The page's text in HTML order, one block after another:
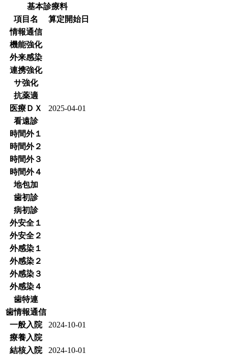
基本診療料
項目名
算定開始日
情報通信
機能強化
外来感染
連携強化
サ強化
抗薬適
医療ＤＸ
2025-04-01
看遠診
時間外１
時間外２
時間外３
時間外４
地包加
歯初診
病初診
外安全１
外安全２
外感染１
外感染２
外感染３
外感染４
歯特連
歯情報通信
一般入院
2024-10-01
療養入院
結核入院
2024-10-01